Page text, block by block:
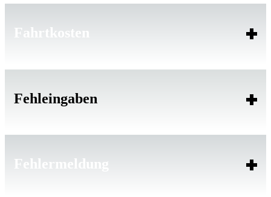
Fahrtkosten
Fehleingaben
Fehlermeldung